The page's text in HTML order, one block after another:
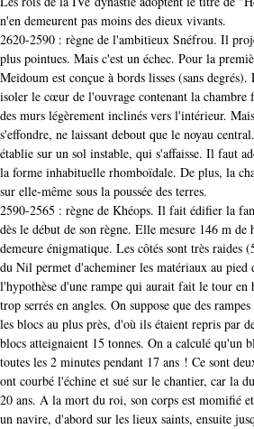
n'en demeurent pas moins des dieux vivants.
2620-2590 : règne de l'ambitieux Snéfrou. Il
plus pointues. Mais c'est un échec. Pour la
Meidoum est conçue à bords lisses (sans
isoler le cœur de l'ouvrage contenant la chambre
des murs légèrement inclinés vers l'intérieur.
s'effondre, ne laissant debout que le noyau
établie sur un sol instable, qui s'affaisse. Il faut
la forme inhabituelle rhomboïdale. De plus, la
sur elle-même sous la poussée des terres.
2590-2565 : règne de Khéops. Il fait édifier la
dès le début de son règne. Elle mesure 146 m de
demeure énigmatique. Les côtés sont très raides
du Nil permet d'acheminer les matériaux au
l'hypothèse d'une rampe qui aurait fait le tour en
trop serrés en angles. On suppose que des
les blocs au plus près, d'où ils étaient repris par
blocs atteignaient 15 tonnes. On a calculé qu'un
toutes les 2 minutes pendant 17 ans ! Ce sont
ont courbé l'échine et sué sur le chantier, car la
20 ans. A la mort du roi, son corps est momifié
un navire, d'abord sur les lieux saints, ensuite